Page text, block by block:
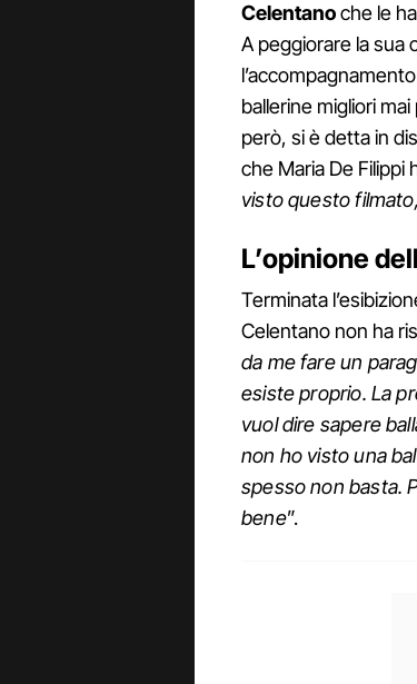
Celentanoche le
A peggiorare la sua
ballerine migliori
però, si è detta in
che Maria De Filippi
visto questo
L’opinione
Terminata
Celentano non ha
da me fare un
esiste proprio. La
vuol dire sapere
non ho visto una
spesso non basta.
bene”.